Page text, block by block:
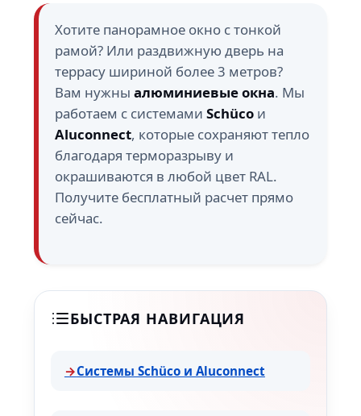
Хотите панорамное окно с тонкой
рамой? Или раздвижную дверь на
террасу шириной более 3 метров?
Вам нужны алюминиевые окна. Мы
работаем с системами Schücoи
Aluconnect, которые сохраняют тепло
благодаря терморазрыву и
окрашиваются в любой цвет RAL.
Получите бесплатный расчет прямо
сейчас.
БЫСТРАЯ НАВИГАЦИЯ
Системы Schüco и Aluconnect